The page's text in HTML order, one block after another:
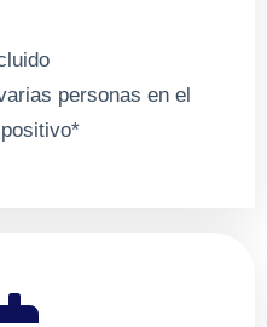
personas en el